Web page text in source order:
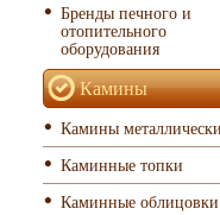
Бренды печного и
отопительного
оборудования
Камины
Камины
Каминные топки
Каминные облицовки